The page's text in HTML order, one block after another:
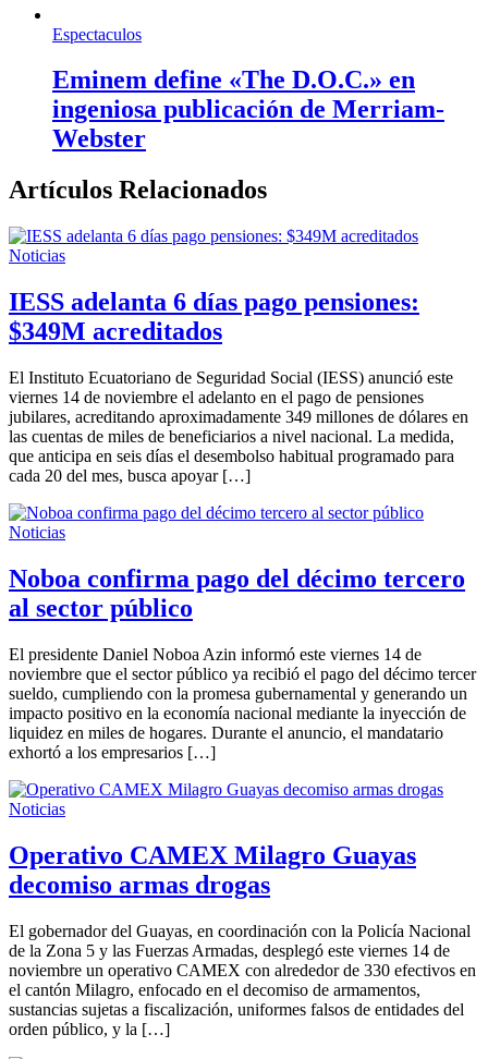
Espectaculos
Eminem define «The D.O.C.» en
ingeniosa publicación de Merriam-
Webster
Artículos Relacionados
Noticias
IESS adelanta 6 días pago pensiones:
$349M acreditados
El Instituto Ecuatoriano de Seguridad Social (IESS) anunció este
viernes 14 de noviembre el adelanto en el pago de pensiones
jubilares, acreditando aproximadamente 349 millones de dólares en
las cuentas de miles de beneficiarios a nivel nacional. La medida,
que anticipa en seis días el desembolso habitual programado para
cada 20 del mes, busca apoyar […]
Noticias
Noboa confirma pago del décimo tercero
al sector público
El presidente Daniel Noboa Azin informó este viernes 14 de
noviembre que el sector público ya recibió el pago del décimo tercer
sueldo, cumpliendo con la promesa gubernamental y generando un
impacto positivo en la economía nacional mediante la inyección de
liquidez en miles de hogares. Durante el anuncio, el mandatario
exhortó a los empresarios […]
Noticias
Operativo CAMEX Milagro Guayas
decomiso armas drogas
El gobernador del Guayas, en coordinación con la Policía Nacional
de la Zona 5 y las Fuerzas Armadas, desplegó este viernes 14 de
noviembre un operativo CAMEX con alrededor de 330 efectivos en
el cantón Milagro, enfocado en el decomiso de armamentos,
sustancias sujetas a fiscalización, uniformes falsos de entidades del
orden público, y la […]